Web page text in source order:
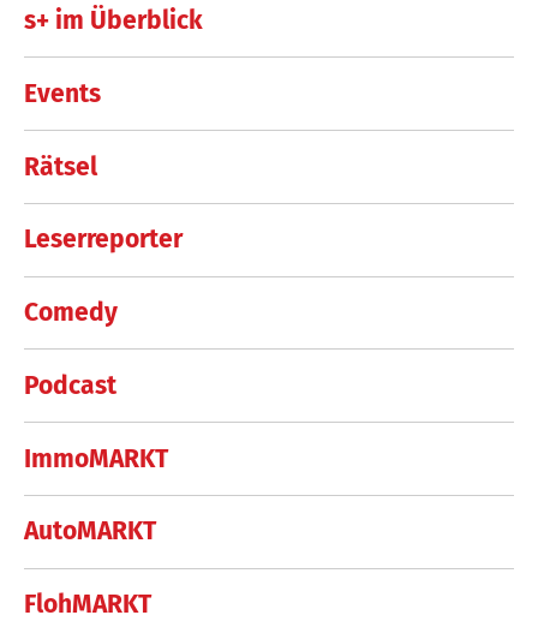
s+ im Überblick
Events
Rätsel
Leserreporter
Comedy
Podcast
ImmoMARKT
AutoMARKT
FlohMARKT